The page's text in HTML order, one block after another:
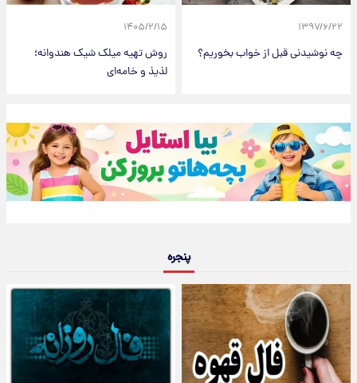
۱۳۹۷/۶/۲۲
چه نوشیدنی‌ قبل از خواب بخوریم؟
۱۴۰۵/۲/۱۵
روش تهیه میلک شیک هندوانه؛
لذیذ و خامه‌ای
پنجره